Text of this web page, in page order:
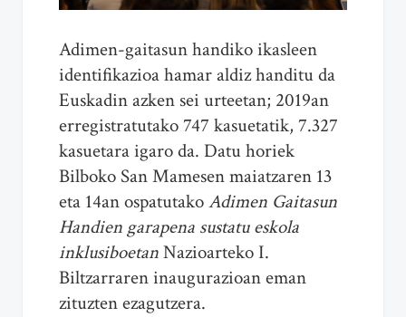
Adimen-gaitasun handiko ikasleen
identifikazioa hamar aldiz handitu da
Euskadin azken sei urteetan; 2019an
erregistratutako 747 kasuetatik, 7.327
kasuetara igaro da. Datu horiek
Bilboko San Mamesen maiatzaren 13
eta 14an ospatutakoAdimen Gaitasun
Handien garapena sustatu eskola
inklusiboetanNazioarteko I.
Biltzarraren inaugurazioan eman
zituzten ezagutzera.